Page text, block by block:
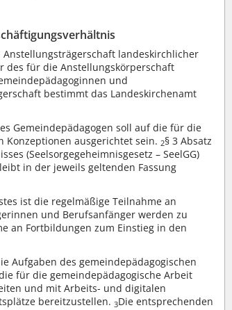
landeskirchlicher
des für die Anstellungskörperschaft
und
bestimmt das Landeskirchenamt
Gemeindepädagogen soll auf die für die
Konzeptionen ausgerichtet sein. 2§ 3 Absatz
(Seelsorgegeheimnisgesetz – SeelGG)
in der jeweils geltenden Fassung
ist die regelmäßige Teilnahme an
und Berufsanfänger werden zu
an Fortbildungen zum Einstieg in den
Aufgaben des gemeindepädagogischen
für die gemeindepädagogische Arbeit
und mit Arbeits- und digitalen
bereitzustellen.3Die entsprechenden